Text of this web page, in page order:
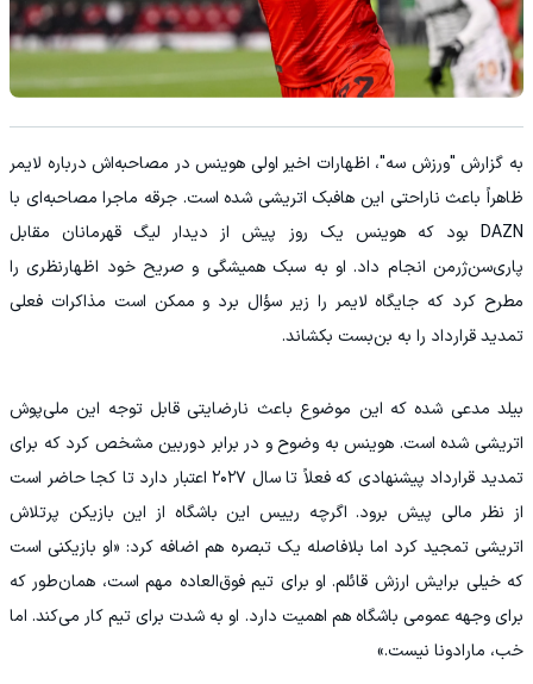
به گزارش "ورزش سه"، اظهارات اخیر اولی هوینس در مصاحبه‌اش درباره لایمر
ظاهراً باعث ناراحتی این هافبک اتریشی شده است. جرقه ماجرا مصاحبه‌ای با
DAZN بود که هوینس یک روز پیش از دیدار لیگ قهرمانان مقابل
پاری‌سن‌ژرمن انجام داد. او به سبک همیشگی و صریح خود اظهارنظری را
مطرح کرد که جایگاه لایمر را زیر سؤال برد و ممکن است مذاکرات فعلی
تمدید قرارداد را به بن‌بست بکشاند.
بیلد مدعی شده که این موضوع باعث نارضایتی قابل‌ توجه این ملی‌پوش
اتریشی شده است. هوینس به‌ وضوح و در برابر دوربین مشخص کرد که برای
تمدید قرارداد پیشنهادی که فعلاً تا سال ۲۰۲۷ اعتبار دارد تا کجا حاضر است
از نظر مالی پیش برود. اگرچه رییس این باشگاه از این بازیکن پرتلاش
اتریشی تمجید کرد اما بلافاصله یک تبصره هم اضافه کرد: «او بازیکنی است
که خیلی برایش ارزش قائلم. او برای تیم فوق‌العاده مهم است، همان‌طور که
برای وجهه عمومی باشگاه هم اهمیت دارد. او به‌ شدت برای تیم کار می‌کند. اما
خب، مارادونا نیست.»